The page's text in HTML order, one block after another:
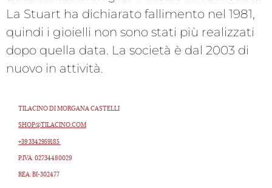
La Stuart ha dichiarato fallimento nel 1981,
quindi i gioielli non sono stati più realizzati
dopo quella data. La società è dal 2003 di
nuovo in attività.
TILACINO DI MORGANA CASTELLI
SHOP@TILACINO.COM
+39 3342959185
P.IVA: 02734480029
REA: BI-302477